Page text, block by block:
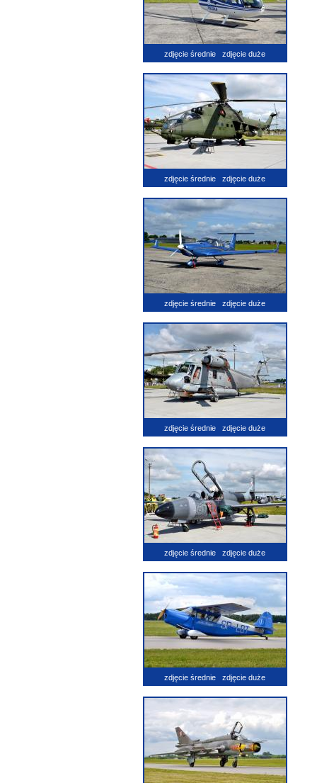
zdjęcie średnie zdjęcie duże
zdjęcie średnie zdjęcie duże
zdjęcie średnie zdjęcie duże
zdjęcie średnie zdjęcie duże
zdjęcie średnie zdjęcie duże
zdjęcie średnie zdjęcie duże